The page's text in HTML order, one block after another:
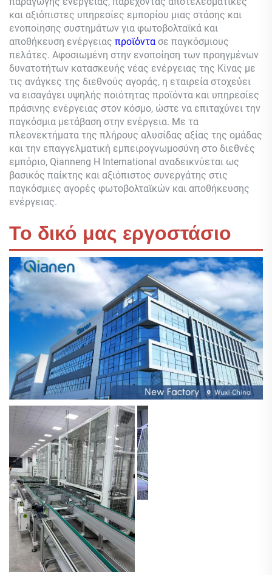
και αξιόπιστες υπηρεσίες εμπορίου μιας στάσης και
ενοποίησης συστημάτων για φωτοβολταϊκά και
αποθήκευση ενέργειας προϊόντα σε παγκόσμιους
πελάτες. Αφοσιωμένη στην ενοποίηση των προηγμένων
δυνατοτήτων κατασκευής νέας ενέργειας της Κίνας με
τις ανάγκες της διεθνούς αγοράς, η εταιρεία στοχεύει
να εισαγάγει υψηλής ποιότητας προϊόντα και υπηρεσίες
πράσινης ενέργειας στον κόσμο, ώστε να επιταχύνει την
παγκόσμια μετάβαση στην ενέργεια. Με τα
πλεονεκτήματα της πλήρους αλυσίδας αξίας της ομάδας
και την επαγγελματική εμπειρογνωμοσύνη στο διεθνές
εμπόριο, Qianneng Η International αναδεικνύεται ως
βασικός παίκτης και αξιόπιστος συνεργάτης στις
παγκόσμιες αγορές φωτοβολταϊκών και αποθήκευσης
ενέργειας.
Το δικό μας εργοστάσιο